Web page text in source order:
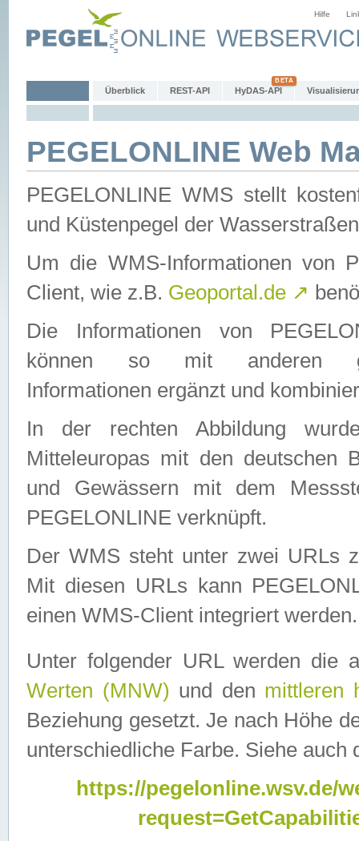
Hilfe
Überblick REST-API HyDAS-API
PEGELONLINE Web
PEGELONLINE WMS stellt
und Küstenpegel der
Um die WMS-Informationen von
Client, wie z.B. Geoportal.de ↗
Die Informationen von
können so mit anderen
Informationen ergänzt und
In der rechten Abbildung
Mitteleuropas mit den deutschen
und Gewässern mit dem
PEGELONLINE verknüpft.
Der WMS steht unter zwei URLs
Mit diesen URLs kann
einen WMS-Client integriert werden.
Unter folgender URL werden die
Werten (MNW) und den mittleren
Beziehung gesetzt. Je nach Höhe
unterschiedliche Farbe. Siehe auch
https://pegelonline.wsv.de/